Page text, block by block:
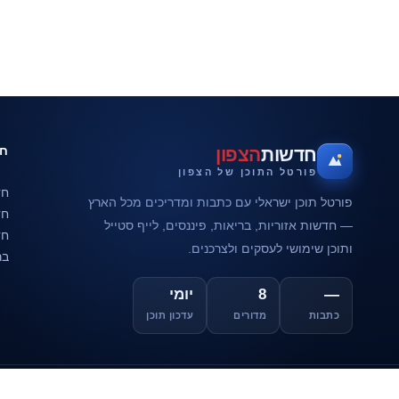
חדשותהצפון
פורטל התוכן של הצפון
פורטל תוכן ישראלי עם כתבות ומדריכים מכל הארץ
— חדשות אזוריות, בריאות, פיננסים, לייף סטייל
ותוכן שימושי לעסקים ולצרכנים.
—
כתבות
8
מדורים
יומי
עדכון תוכן